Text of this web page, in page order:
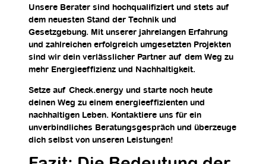
Unsere Berater sind hochqualifiziert und stets auf
dem neuesten Stand der Technik und
Gesetzgebung. Mit unserer jahrelangen Erfahrung
und zahlreichen erfolgreich umgesetzten Projekten
sind wir dein verlässlicher Partner auf dem Weg zu
mehr Energieeffizienz und Nachhaltigkeit.
Setze auf Check.energy und starte noch heute
deinen Weg zu einem energieeffizienten und
nachhaltigen Leben. Kontaktiere uns für ein
unverbindliches Beratungsgespräch und überzeuge
dich selbst von unseren Leistungen!